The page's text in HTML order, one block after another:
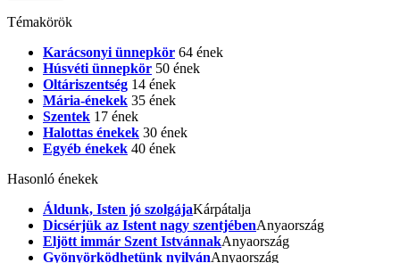
Témakörök
Karácsonyi ünnepkör 64 ének
Húsvéti ünnepkör 50 ének
Oltáriszentség 14 ének
Mária-énekek 35 ének
Szentek 17 ének
Halottas énekek 30 ének
Egyéb énekek 40 ének
Hasonló énekek
Áldunk, Isten jó szolgájaKárpátalja
Dicsérjük az Istent nagy szentjébenAnyaország
Eljött immár Szent IstvánnakAnyaország
Gyönyörködhetünk nyilvánAnyaország